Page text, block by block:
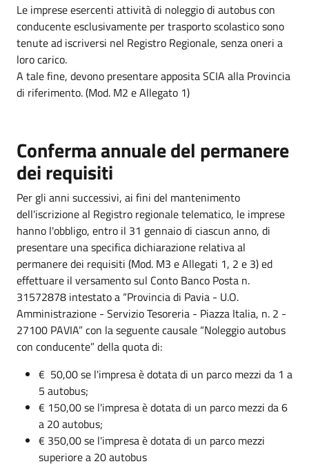
Le imprese esercenti attività di noleggio di autobus con
conducente esclusivamente per trasporto scolastico sono
tenute ad iscriversi nel Registro Regionale, senza oneri a
loro carico.
A tale fine, devono presentare apposita SCIA alla Provincia
di riferimento. (Mod. M2 e Allegato 1)
Conferma annuale del permanere
dei requisiti
Per gli anni successivi, ai fini del mantenimento
dell'iscrizione al Registro regionale telematico, le imprese
hanno l'obbligo, entro il 31 gennaio di ciascun anno, di
presentare una specifica dichiarazione relativa al
permanere dei requisiti (Mod. M3 e Allegati 1, 2 e 3) ed
effettuare il versamento sul Conto Banco Posta n.
31572878 intestato a “Provincia di Pavia - U.O.
Amministrazione - Servizio Tesoreria - Piazza Italia, n. 2 -
27100 PAVIA” con la seguente causale “Noleggio autobus
con conducente” della quota di:
€ 50,00 se l'impresa è dotata di un parco mezzi da 1 a
5 autobus;
€ 150,00 se l'impresa è dotata di un parco mezzi da 6
a 20 autobus;
€ 350,00 se l'impresa è dotata di un parco mezzi
superiore a 20 autobus